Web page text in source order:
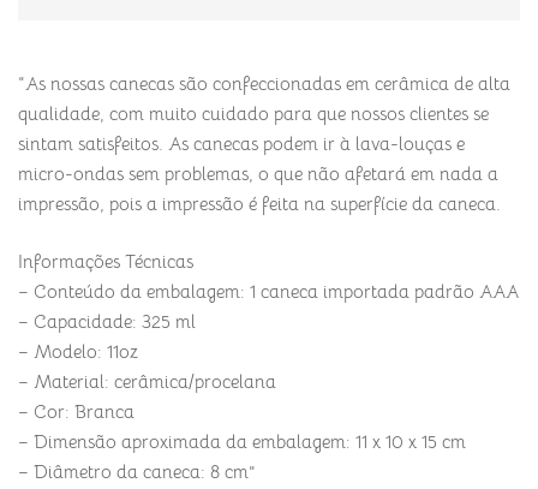
“As nossas canecas são confeccionadas em cerâmica de alta
qualidade, com muito cuidado para que nossos clientes se
sintam satisfeitos. As canecas podem ir à lava-louças e
micro-ondas sem problemas, o que não afetará em nada a
impressão, pois a impressão é feita na superfície da caneca.
Informações Técnicas
– Conteúdo da embalagem: 1 caneca importada padrão AAA
– Capacidade: 325 ml
– Modelo: 11oz
– Material: cerâmica/procelana
– Cor: Branca
– Dimensão aproximada da embalagem: 11 x 10 x 15 cm
– Diâmetro da caneca: 8 cm”